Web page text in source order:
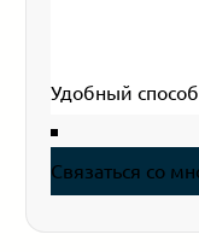
Ваш телефон
Связаться со